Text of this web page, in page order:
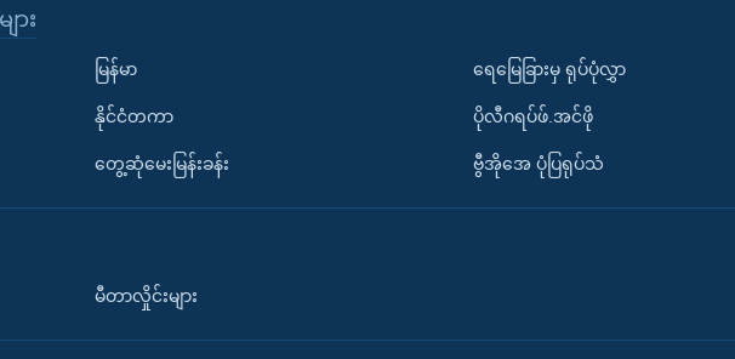
း
မြန်မာ
နိုင်ငံတကာ
တွေ့ဆုံမေးမြန်းခန်း
ရေမြေခြားမှ ရုပ်ပုံလွှာ
ပိုလီဂရပ်ဖ်.အင်ဖို
ဗွီအိုအေ ပုံပြရုပ်သံ
မီတာလှိုင်းများ